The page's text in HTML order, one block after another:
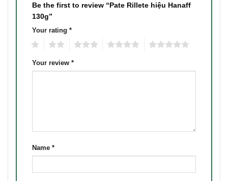
Be the first to review “Pate Rillete hiệu Hanaff
130g”
Your rating *
Your review *
Name *